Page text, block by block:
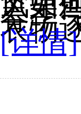
春季
衣物
[详情]